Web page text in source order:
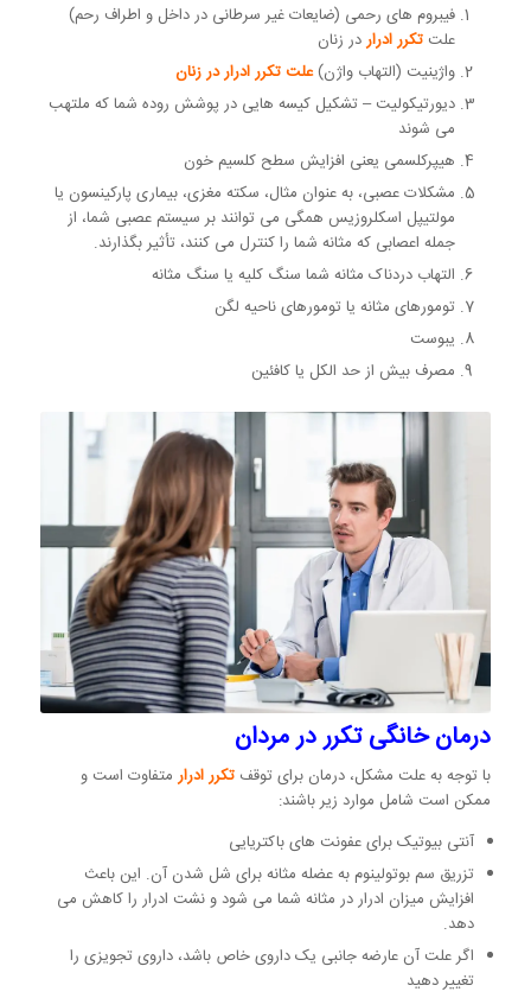
فیبروم های رحمی (ضایعات غیر سرطانی در داخل و اطراف رحم)
علت تکرر ادرار در زنان
واژینیت (التهاب واژن)علت تکرر ادرار در زنان
دیورتیکولیت – تشکیل کیسه هایی در پوشش روده شما که ملتهب
می شوند
هیپرکلسمی یعنی افزایش سطح کلسیم خون
مشکلات عصبی، به عنوان مثال، سکته مغزی، بیماری پارکینسون یا
مولتیپل اسکلروزیس همگی می توانند بر سیستم عصبی شما، از
جمله اعصابی که مثانه شما را کنترل می کنند، تأثیر بگذارند.
التهاب دردناک مثانه شما سنگ کلیه یا سنگ مثانه
تومورهای مثانه یا تومورهای ناحیه لگن
یبوست
مصرف بیش از حد الکل یا کافئین
درمان خانگی تکرر در مردان
با توجه به علت مشکل، درمان برای توقف تکرر ادرار متفاوت است و
ممکن است شامل موارد زیر باشند:
آنتی بیوتیک برای عفونت های باکتریایی
تزریق سم بوتولینوم به عضله مثانه برای شل شدن آن. این باعث
افزایش میزان ادرار در مثانه شما می شود و نشت ادرار را کاهش می
دهد.
اگر علت آن عارضه جانبی یک داروی خاص باشد، داروی تجویزی را
تغییر دهید